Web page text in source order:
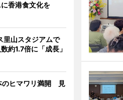
香港食文化を
里山スタジアムで
約1.7倍に「成長」
のヒマワリ満開 見